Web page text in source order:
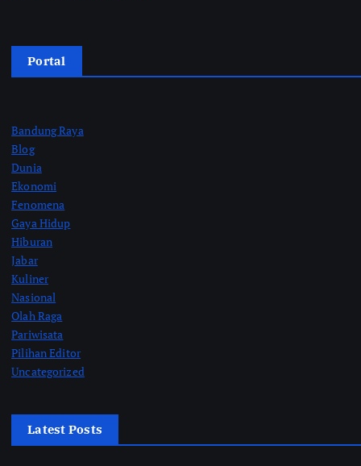
Portal
Bandung Raya
Blog
Dunia
Ekonomi
Fenomena
Gaya Hidup
Hiburan
Jabar
Kuliner
Nasional
Olah Raga
Pariwisata
Pilihan Editor
Uncategorized
Latest Posts